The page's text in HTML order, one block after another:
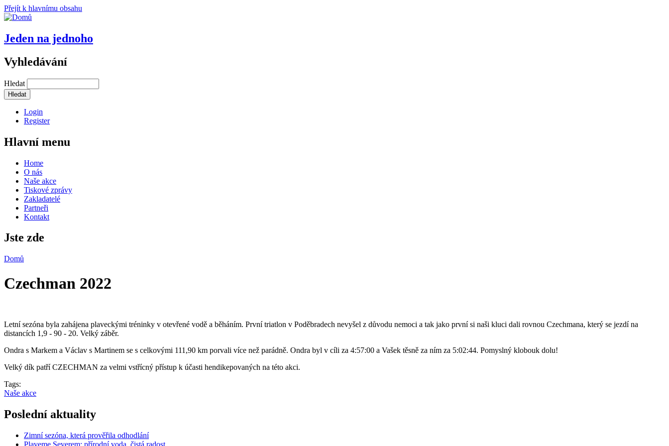
Přejít k hlavnímu obsahu
Jeden na jednoho
Vyhledávání
Hledat
Login
Register
Hlavní menu
Home
O nás
Naše akce
Tiskové zprávy
Zakladatelé
Partneři
Kontakt
Jste zde
Domů
Czechman 2022
Letní sezóna byla zahájena plaveckými tréninky v otevřené vodě a běháním. První triatlon v Poděbradech nevyšel z důvodu nemoci a tak jako první si naši kluci dali rovnou Czechmana, který se jezdí na
distancích 1,9 - 90 - 20. Velký záběr.
Ondra s Markem a Václav s Martinem se s celkovými 111,90 km porvali více než parádně. Ondra byl v cíli za 4:57:00 a Vašek těsně za ním za 5:02:44. Pomyslný klobouk dolu!
Velký dík patří CZECHMAN za velmi vstřícný přístup k účasti hendikepovaných na této akci.
Tags:
Naše akce
Poslední aktuality
Zimní sezóna, která prověřila odhodlání
Plaveme Severem: přírodní voda, čistá radost